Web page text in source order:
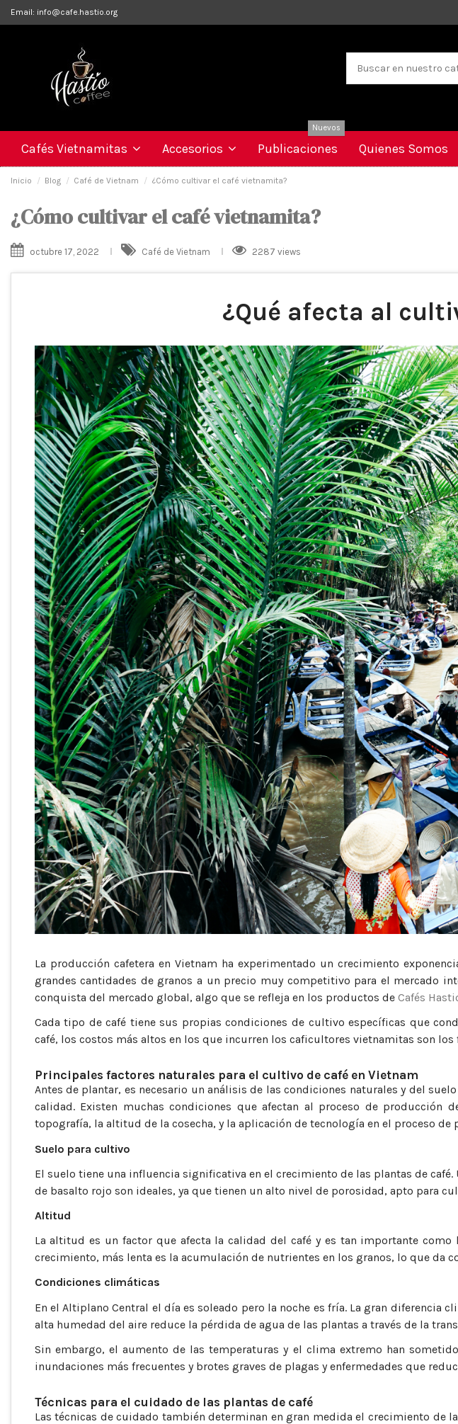
Email: info@cafe.hastio.org
Cafés Vietnamitas Accesorios Publicaciones
Nuevos
Quienes Somos
Inicio Blog Café de Vietnam ¿Cómo cultivar el café vietnamita?
¿Cómo cultivar el café vietnamita?
octubre 17, 2022 Café de Vietnam 2287 views
¿Qué afecta al
La producción cafetera en Vietnam ha experimentado un crecimiento
grandes cantidades de granos a un precio muy competitivo para el mercado
conquista del mercado global, algo que se refleja en los productos de Cafés
Cada tipo de café tiene sus propias condiciones de cultivo específicas que
café, los costos más altos en los que incurren los caficultores vietnamitas son
Principales factores naturales para el cultivo de café en Vietnam
Antes de plantar, es necesario un análisis de las condiciones naturales y del
calidad. Existen muchas condiciones que afectan al proceso de producción
topografía, la altitud de la cosecha, y la aplicación de tecnología en el proceso de
Suelo para cultivo
El suelo tiene una influencia significativa en el crecimiento de las plantas de
de basalto rojo son ideales, ya que tienen un alto nivel de porosidad, apto para
Altitud
La altitud es un factor que afecta la calidad del café y es tan importante
crecimiento, más lenta es la acumulación de nutrientes en los granos, lo que da
Condiciones climáticas
En el Altiplano Central el día es soleado pero la noche es fría. La gran diferencia
alta humedad del aire reduce la pérdida de agua de las plantas a través de la
Sin embargo, el aumento de las temperaturas y el clima extremo han
inundaciones más frecuentes y brotes graves de plagas y enfermedades que
Técnicas para el cuidado de las plantas de café
Las técnicas de cuidado también determinan en gran medida el crecimiento de